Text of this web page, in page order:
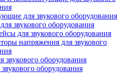
для звукового оборудования
звукового оборудования
для звукового оборудования
напряжения для звукового
звукового оборудования
оборудования